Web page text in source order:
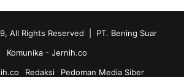
All Rights Reserved | PT. Bening Suar
Komunika - Jernih.co
Redaksi Pedoman Media Siber